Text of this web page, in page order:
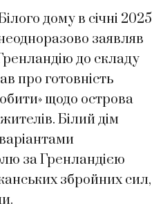
дому в січні 2025
заявляв
до складу
про готовність
щодо острова
Білий дім
за Гренландією
збройних сил,